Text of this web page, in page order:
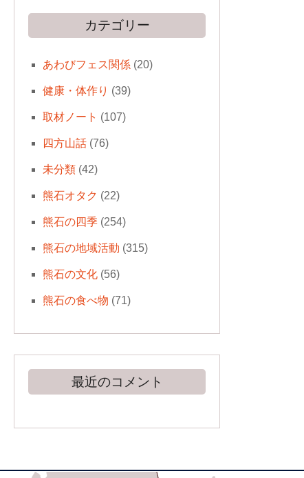
カテゴリー
あわびフェス関係(20)
健康・体作り (39)
取材ノート (107)
四方山話(76)
未分類(42)
熊石オタク (22)
熊石の四季(254)
熊石の地域活動 (315)
熊石の文化(56)
熊石の食べ物 (71)
最近のコメント